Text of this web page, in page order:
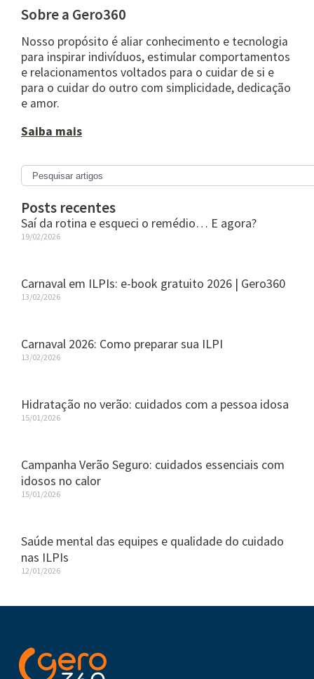
Sobre a Gero360
Nosso propósito é aliar conhecimento e tecnologia
para inspirar indivíduos, estimular comportamentos
e relacionamentos voltados para o cuidar de si e
para o cuidar do outro com simplicidade, dedicação
e amor.
Saiba mais
Posts recentes
Saí da rotina e esqueci o remédio… E agora?
19/02/2026
Carnaval em ILPIs: e-book gratuito 2026 | Gero360
13/02/2026
Carnaval 2026: Como preparar sua ILPI
13/02/2026
Hidratação no verão: cuidados com a pessoa idosa
15/01/2026
Campanha Verão Seguro: cuidados essenciais com
idosos no calor
15/01/2026
Saúde mental das equipes e qualidade do cuidado
nas ILPIs
12/01/2026